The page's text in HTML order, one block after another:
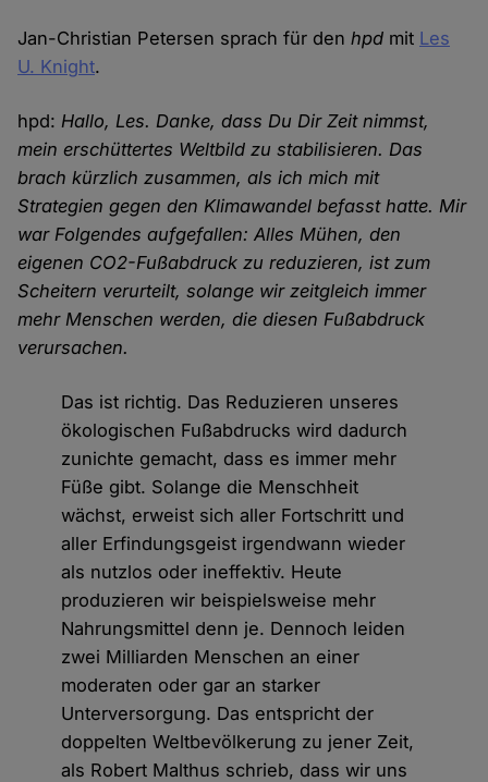
Jan-Christian Petersen sprach für denhpd mit Les
U. Knight.
hpd: Hallo, Les. Danke, dass Du Dir Zeit nimmst,
mein erschüttertes Weltbild zu stabilisieren. Das
brach kürzlich zusammen, als ich mich mit
Strategien gegen den Klimawandel befasst hatte. Mir
war Folgendes aufgefallen: Alles Mühen, den
eigenen CO2-Fußabdruck zu reduzieren, ist zum
Scheitern verurteilt, solange wir zeitgleich immer
mehr Menschen werden, die diesen Fußabdruck
verursachen.
Das ist richtig. Das Reduzieren unseres
ökologischen Fußabdrucks wird dadurch
zunichte gemacht, dass es immer mehr
Füße gibt. Solange die Menschheit
wächst, erweist sich aller Fortschritt und
aller Erfindungsgeist irgendwann wieder
als nutzlos oder ineffektiv. Heute
produzieren wir beispielsweise mehr
Nahrungsmittel denn je. Dennoch leiden
zwei Milliarden Menschen an einer
moderaten oder gar an starker
Unterversorgung. Das entspricht der
doppelten Weltbevölkerung zu jener Zeit,
als Robert Malthus schrieb, dass wir uns